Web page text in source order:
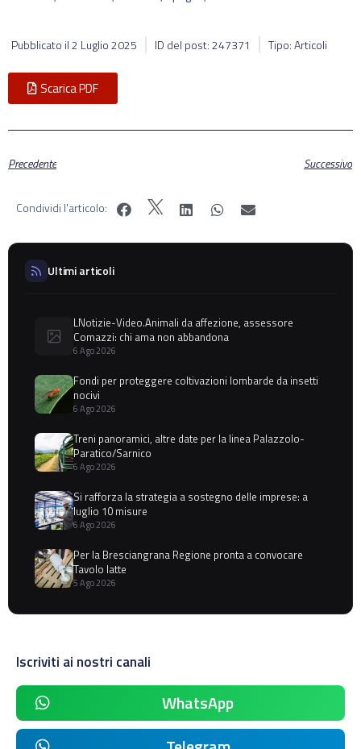
Pubblicato il2 Luglio 2025 ID del post: 247371 Tipo: Articoli
Scarica PDF
Precedente Successivo
Condividi l'articolo:
Ultimi articoli
LNotizie-Video.Animali da affezione, assessore
Comazzi: chi ama non abbandona
6 Ago 2026
Fondi per proteggere coltivazioni lombarde da insetti
nocivi
6 Ago 2026
Treni panoramici, altre date per la linea Palazzolo-
Paratico/Sarnico
6 Ago 2026
Si rafforza la strategia a sostegno delle imprese: a
luglio 10 misure
6 Ago 2026
Per la Bresciangrana Regione pronta a convocare
Tavolo latte
5 Ago 2026
Iscriviti ai nostri canali
WhatsApp